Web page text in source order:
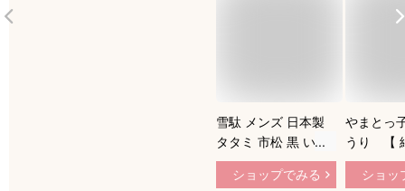
雪駄 メンズ 日本製
タタミ 市松 黒 い草
国産 草履 市松模様
男性 紳士 大きいサ
ショップでみる
やまとっ
うり 【
履 カジ
駄 水洗
ショッ